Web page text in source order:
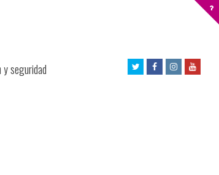
seguridad
TwitterFacebookInstagram